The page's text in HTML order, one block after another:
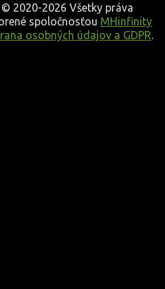
2020-2026 Všetky práva
spoločnosťou MHinfinity
osobných údajov a GDPR.